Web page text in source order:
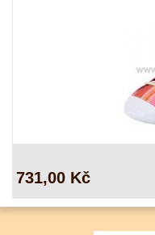
731,00 Kč